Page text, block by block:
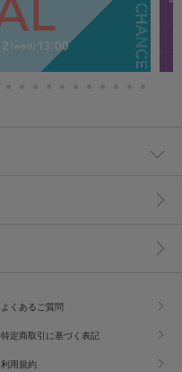
よくあるご質問
特定商取引に基づく表記
利用規約